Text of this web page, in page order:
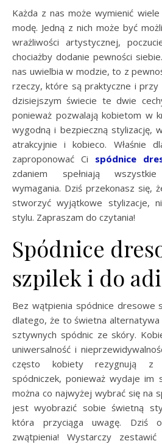
Każda z nas może wymienić wiele rzeczy, za które kocha
modę. Jedną z nich może być
wrażliwości artystycznej,
chociażby dodanie pewności
nas uwielbia w modzie, to z
rzeczy, które są praktyczne i
dzisiejszym świecie te dwie
ponieważ pozwalają kobietom w
wygodną i bezpieczną stylizację,
atrakcyjnie i kobieco. Właśnie
zaproponować Ci spódnice
zdaniem spełniają
wymagania. Dziś przekonasz się,
stworzyć wyjątkowe stylizacje,
stylu. Zapraszam do czytania!
Spódnice
szpilek i do
Bez wątpienia spódnice dresowe
dlatego, że to świetna
sztywnych spódnic ze skóry.
uniwersalność i
często kobiety rezygnują z
spódniczek, ponieważ wydaje im
można co najwyżej wybrać się na
jest wyobrazić sobie świetną
która przyciąga uwagę. Dziś
zwątpienia! Wystarczy